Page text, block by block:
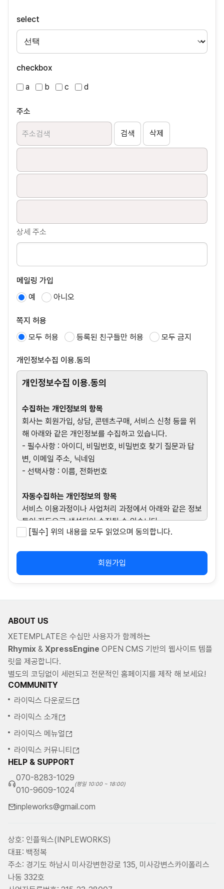
select
checkbox
a
b c d
주소
검색 삭제
상세 주소
메일링 가입
예
아니오
쪽지 허용
모두 허용
등록된 친구들만 허용 모두 금지
개인정보수집 이용.동의
개인정보수집 이용.동의
수집하는 개인정보의 항목
회사는 회원가입, 상담, 콘텐츠구매, 서비스 신청 등을 위
해 아래와 같은 개인정보를 수집하고 있습니다.
- 필수사항 : 아이디, 비밀번호, 비밀번호 찾기 질문과 답
변, 이메일 주소, 닉네임
- 선택사항 : 이름, 전화번호
자동수집하는 개인정보의 항목
서비스 이용과정이나 사업처리 과정에서 아래와 같은 정보
들이 자동으로 생성되어 수집될 수 있습니다.
- IP Address, 쿠키, 접속로그, 서비스 이용 기록, 불량 이
[필수] 위의 내용을 모두 읽었으며 동의합니다.
회원가입
ABOUT US
XETEMPLATE은 수십만 사용자가 함께하는
Rhymix & XpressEngine OPEN CMS 기반의 웹사이트 템플
릿을 제공합니다.
별도의 코딩없이 세련되고 전문적인 홈페이지를 제작 해 보세요!
COMMUNITY
라이믹스 다운로드
라이믹스 소개
라이믹스 메뉴얼
라이믹스 커뮤니티
HELP & SUPPORT
070-8283-1029
010-9609-1024
(평일 10:00 ~ 18:00)
inpleworks@gmail.com
상호: 인플웍스(INPLEWORKS)
대표: 백정복
주소: 경기도 하남시 미사강변한강로 135, 미사강변스카이폴리스
나동 332호